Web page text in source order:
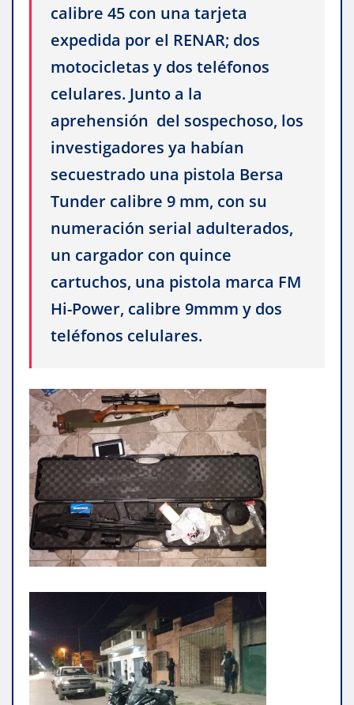
calibre 45 con una tarjeta
expedida por el RENAR; dos
motocicletas y dos teléfonos
celulares. Junto a la
aprehensión del sospechoso, los
investigadores ya habían
secuestrado una pistola Bersa
Tunder calibre 9 mm, con su
numeración serial adulterados,
un cargador con quince
cartuchos, una pistola marca FM
Hi-Power, calibre 9mmm y dos
teléfonos celulares.